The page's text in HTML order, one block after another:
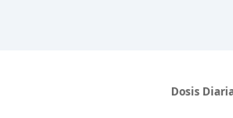
Dosis